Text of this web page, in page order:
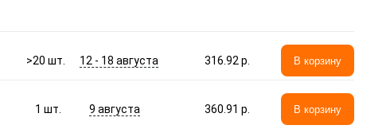
>20 шт. 12 - 18 августа 316.92 p. В корзину
1шт. 9 августа 360.91 p. В корзину